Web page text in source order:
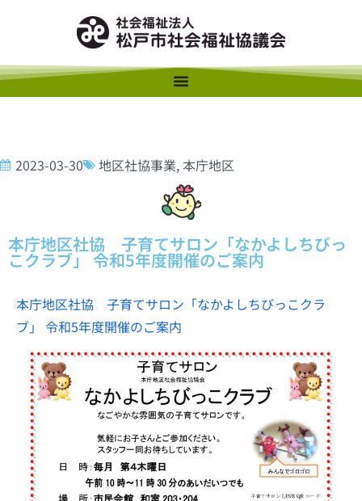
2023-03-30 地区社協事業,本庁地区
本庁地区社協 子育てサロン「なかよしちびっ
こクラブ」 令和5年度開催のご案内
本庁地区社協 子育てサロン「なかよしちびっこクラ
ブ」 令和5年度開催のご案内